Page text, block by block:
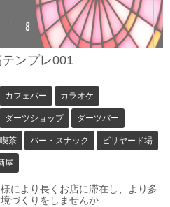
ンプレ001
カフェバー カラオケ
ダーツショップ ダーツバー
茶 バー・スナック ビリヤード場
屋
により長くお店に滞在し、より多
づくりをしませんか